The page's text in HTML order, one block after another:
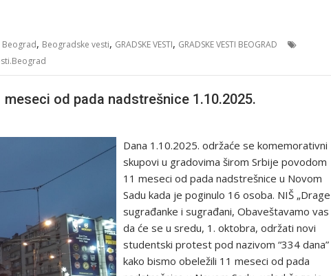
Beograd, Beogradske vesti, GRADSKE VESTI, GRADSKE VESTI BEOGRAD
od pada nadstrešnice 1.10.2025.
Dana 1.10.2025. održaće se komemorativni
skupovi u gradovima širom Srbije povodom
11 meseci od pada nadstrešnice u Novom
Sadu kada je poginulo 16 osoba. NIŠ „Drage
sugrađanke i sugrađani, Obaveštavamo vas
da će se u sredu, 1. oktobra, održati novi
studentski protest pod nazivom “334 dana”
kako bismo obeležili 11 meseci od pada